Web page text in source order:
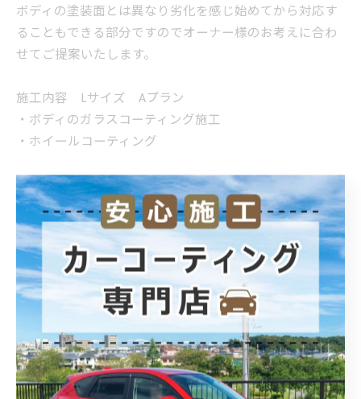
ボディの塗装面とは異なり劣化を感じ始めてから対応す
ることもできる部分ですのでオーナー様のお考えに合わ
せてご提案いたします。
施工内容 Lサイズ Aプラン
・ボディのガラスコーティング施工
・ホイールコーティング
埼玉県北本市のカーコーティング専門店POLARISです。
--------------------------------------------------------------------
POLARIS カーコーティング
住所 :埼玉県加須市騎西30−９